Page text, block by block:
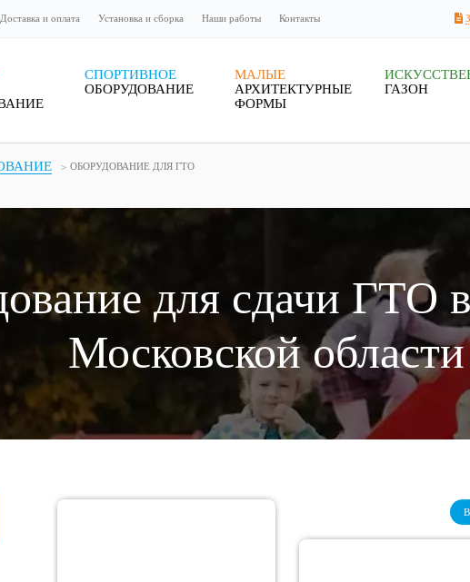
Доставка и оплата Установка и сборка Наши работы Контакты
СПОРТИВНОЕ
ОБОРУДОВАНИЕ
МАЛЫЕ
АРХИТЕКТУРНЫЕ
ФОРМЫ
ГАЗОН
ОБОРУДОВАНИЕ ДЛЯ ГТО
для сдачи ГТО
Московской области